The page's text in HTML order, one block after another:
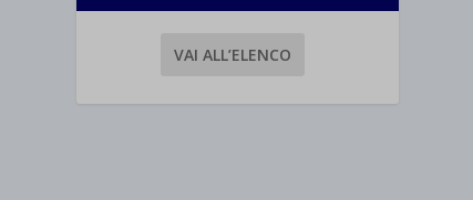
VAI ALL’ELENCO